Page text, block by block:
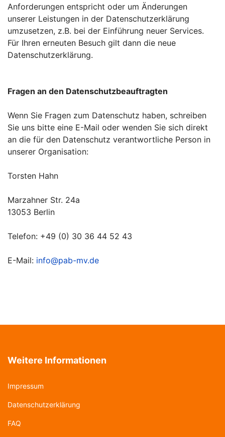
Anforderungen entspricht oder um Änderungen
unserer Leistungen in der Datenschutzerklärung
umzusetzen, z.B. bei der Einführung neuer Services.
Für Ihren erneuten Besuch gilt dann die neue
Datenschutzerklärung.
Fragen an den Datenschutzbeauftragten
Wenn Sie Fragen zum Datenschutz haben, schreiben
Sie uns bitte eine E-Mail oder wenden Sie sich direkt
an die für den Datenschutz verantwortliche Person in
unserer Organisation:
Torsten Hahn
Marzahner Str. 24a
13053 Berlin
Telefon: +49 (0) 30 36 44 52 43
E-Mail: info@pab-mv.de
Weitere Informationen
Impressum
Datenschutzerklärung
FAQ